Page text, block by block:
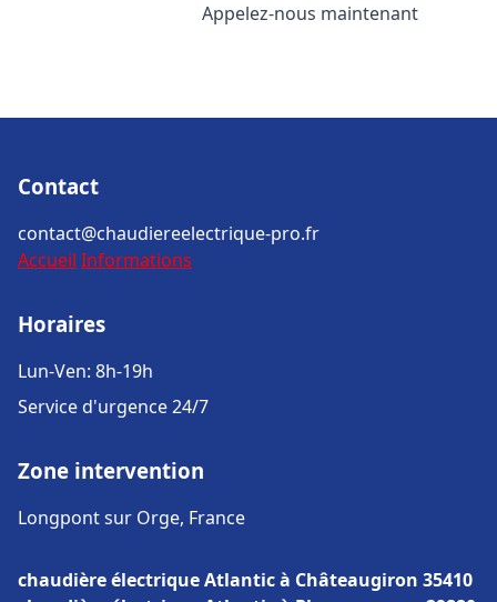
Appelez-nous maintenant
Contact
contact@chaudiereelectrique-pro.fr
Accueil Informations
Horaires
Lun-Ven: 8h-19h
Service d'urgence 24/7
Zone intervention
Longpont sur Orge, France
chaudière électrique Atlantic à Châteaugiron 35410